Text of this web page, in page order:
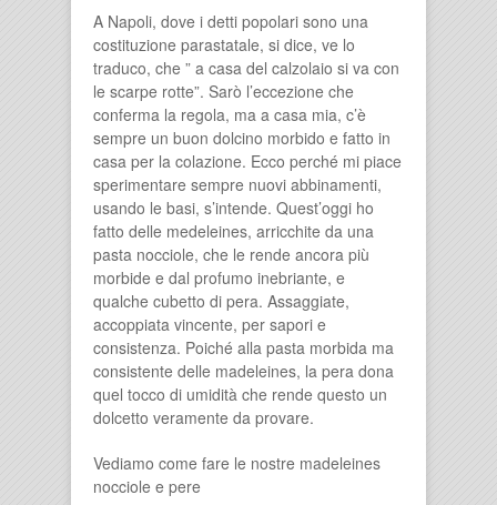
A Napoli, dove i detti popolari sono una
costituzione parastatale, si dice, ve lo
traduco, che ” a casa del calzolaio si va con
le scarpe rotte”. Sarò l’eccezione che
conferma la regola, ma a casa mia, c’è
sempre un buon dolcino morbido e fatto in
casa per la colazione. Ecco perché mi piace
sperimentare sempre nuovi abbinamenti,
usando le basi, s’intende. Quest’oggi ho
fatto delle medeleines, arricchite da una
pasta nocciole, che le rende ancora più
morbide e dal profumo inebriante, e
qualche cubetto di pera. Assaggiate,
accoppiata vincente, per sapori e
consistenza. Poiché alla pasta morbida ma
consistente delle madeleines, la pera dona
quel tocco di umidità che rende questo un
dolcetto veramente da provare.
Vediamo come fare le nostre madeleines
nocciole e pere